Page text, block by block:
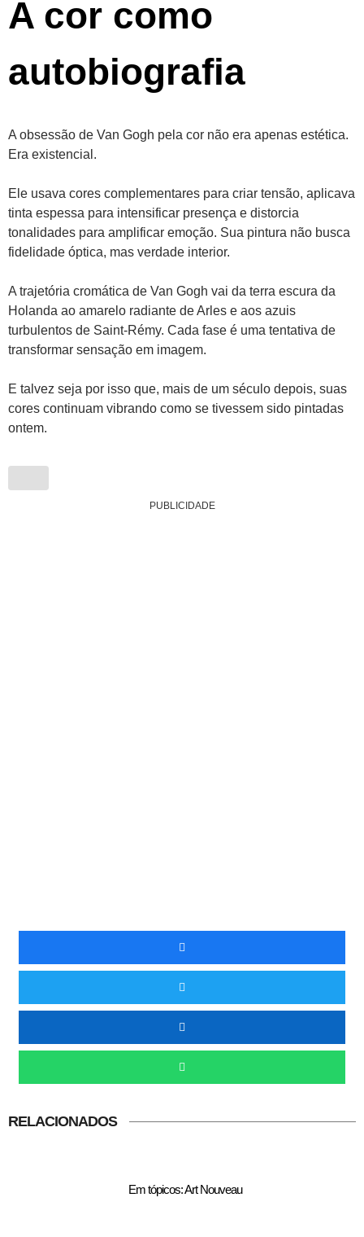
A cor como
autobiografia
A obsessão de Van Gogh pela cor não era apenas estética.
Era existencial.
Ele usava cores complementares para criar tensão, aplicava
tinta espessa para intensificar presença e distorcia
tonalidades para amplificar emoção. Sua pintura não busca
fidelidade óptica, mas verdade interior.
A trajetória cromática de Van Gogh vai da terra escura da
Holanda ao amarelo radiante de Arles e aos azuis
turbulentos de Saint-Rémy. Cada fase é uma tentativa de
transformar sensação em imagem.
E talvez seja por isso que, mais de um século depois, suas
cores continuam vibrando como se tivessem sido pintadas
ontem.
PUBLICIDADE
RELACIONADOS
Em tópicos: Art Nouveau